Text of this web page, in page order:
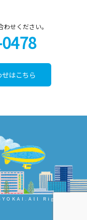
せください。
はこちら
Rights